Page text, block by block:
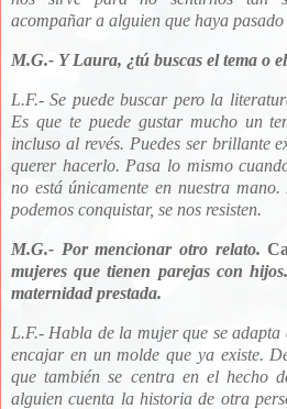
acompañar a alguien que haya
M.G.- Y Laura, ¿tú buscas el tema o
L.F.- Se puede buscar pero la
Es que te puede gustar mucho un
incluso al revés. Puedes ser brillante
querer hacerlo. Pasa lo mismo
no está únicamente en nuestra
podemos conquistar, se nos resisten.
M.G.- Por mencionar otro relato.
mujeres que tienen parejas con
maternidad prestada.
L.F.- Habla de la mujer que se
encajar en un molde que ya existe.
que también se centra en el hecho
alguien cuenta la historia de otra